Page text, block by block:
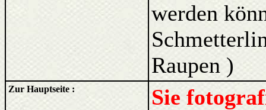
werden
Raupen )
Zur Hauptseite :
Sie